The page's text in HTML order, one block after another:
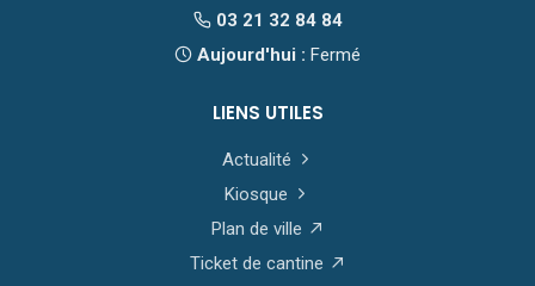
03 21 32 84 84
Aujourd'hui : Fermé
LIENS UTILES
Actualité
Kiosque
Plan de ville
Ticket de cantine